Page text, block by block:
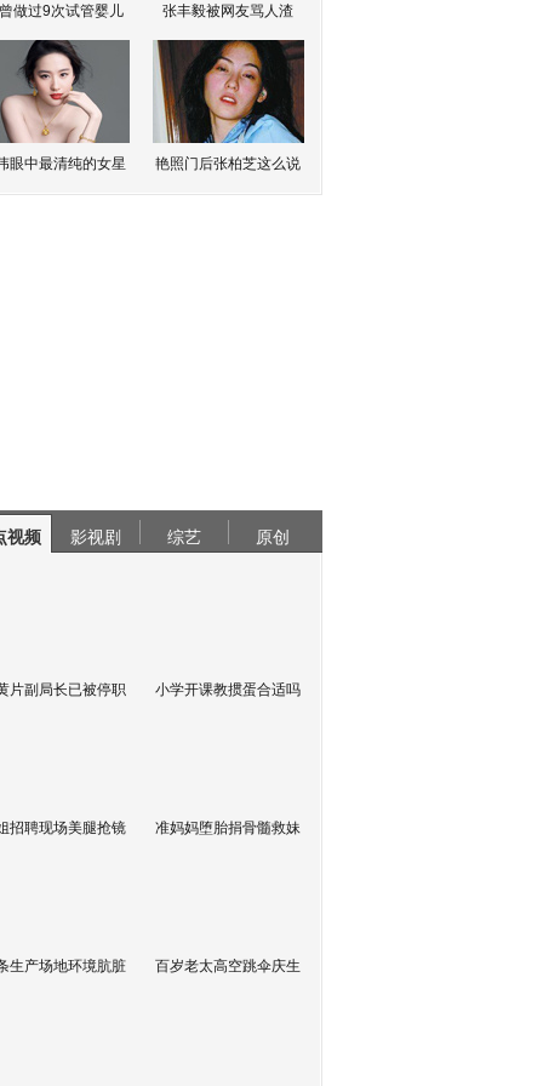
做过9次试管婴儿 张丰毅被网友骂人渣
眼中最清纯的女星 艳照门后张柏芝这么说
视频 影视剧 综艺 原创
片副局长已被停职 小学开课教掼蛋合适吗
招聘现场美腿抢镜 准妈妈堕胎捐骨髓救妹
生产场地环境肮脏 百岁老太高空跳伞庆生